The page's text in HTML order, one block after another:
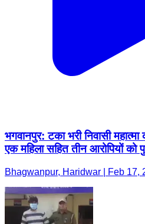
भगवानपुर: टका भरी निवासी
एक महिला सहित तीन आरोपियों को
Bhagwanpur, Haridwar | Feb 17,